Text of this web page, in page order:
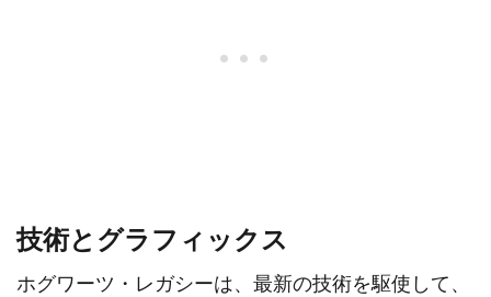
技術とグラフィックス
ホグワーツ・レガシーは、最新の技術を駆使して、